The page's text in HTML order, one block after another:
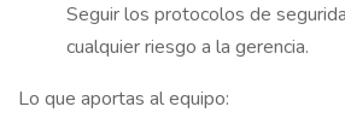
Seguir los protocolos de
cualquier riesgo a la gerencia.
Lo que aportas al equipo: